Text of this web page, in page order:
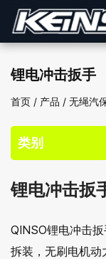
锂电冲击扳手
首页 / 产品 / 无绳汽
类别
锂电冲击扳
QINSO锂电冲击
拆装，无刷电机动